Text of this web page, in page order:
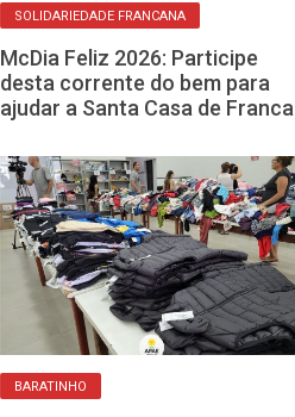
SOLIDARIEDADE FRANCANA
McDia Feliz 2026: Participe
desta corrente do bem para
ajudar a Santa Casa de Franca
BARATINHO